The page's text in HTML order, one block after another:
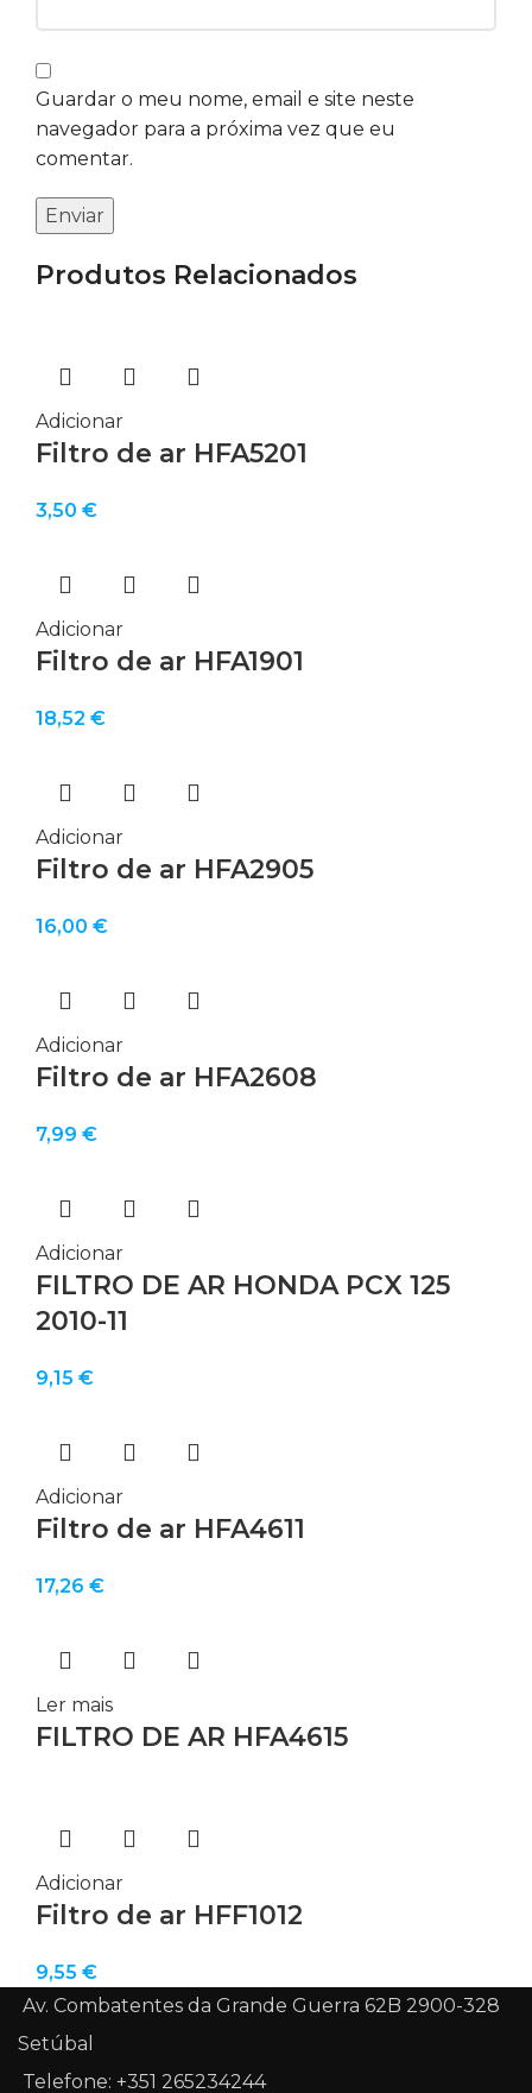
Guardar o meu nome, email e site neste
navegador para a próxima vez que eu
comentar.
Produtos Relacionados
Adicionar
Filtro de ar HFA5201
3,50 €
Adicionar
Filtro de ar HFA1901
18,52 €
Adicionar
Filtro de ar HFA2905
16,00 €
Adicionar
Filtro de ar HFA2608
7,99 €
Adicionar
FILTRO DE AR HONDA PCX 125
2010-11
9,15 €
Adicionar
Filtro de ar HFA4611
17,26 €
Ler mais
FILTRO DE AR HFA4615
Adicionar
Filtro de ar HFF1012
9,55 €
Av. Combatentes da Grande Guerra 62B 2900-328
Setúbal
Telefone: +351 265234244